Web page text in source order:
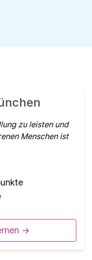
zu leisten und
Menschen ist
->